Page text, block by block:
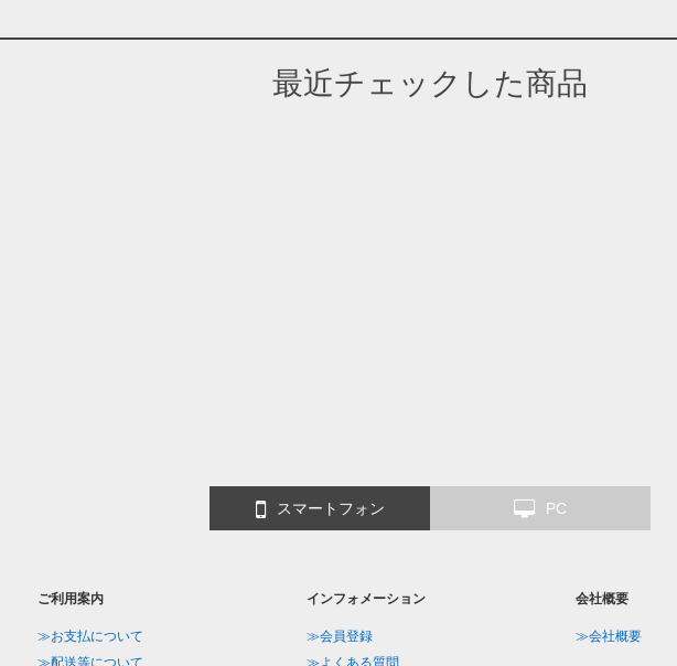
最近チェックした商品
スマートフォン PC
ご利用案内
≫お支払について
≫配送等について
インフォメーション
≫会員登録
≫よくある質問
会社概要
≫会社概要